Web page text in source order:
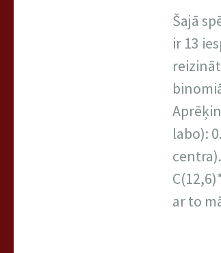
Šajā
ir 13
labo):
ar to